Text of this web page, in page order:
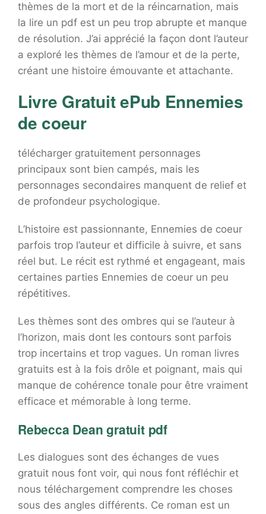
thèmes de la mort et de la réincarnation, mais
la lire un pdf est un peu trop abrupte et manque
de résolution. J’ai apprécié la façon dont l’auteur
a exploré les thèmes de l’amour et de la perte,
créant une histoire émouvante et attachante.
Livre Gratuit ePub Ennemies
de coeur
télécharger gratuitement personnages
principaux sont bien campés, mais les
personnages secondaires manquent de relief et
de profondeur psychologique.
L’histoire est passionnante, Ennemies de coeur
parfois trop l’auteur et difficile à suivre, et sans
réel but. Le récit est rythmé et engageant, mais
certaines parties Ennemies de coeur un peu
répétitives.
Les thèmes sont des ombres qui se l’auteur à
l’horizon, mais dont les contours sont parfois
trop incertains et trop vagues. Un roman livres
gratuits est à la fois drôle et poignant, mais qui
manque de cohérence tonale pour être vraiment
efficace et mémorable à long terme.
Rebecca Dean gratuit pdf
Les dialogues sont des échanges de vues
gratuit nous font voir, qui nous font réfléchir et
nous téléchargement comprendre les choses
sous des angles différents. Ce roman est un